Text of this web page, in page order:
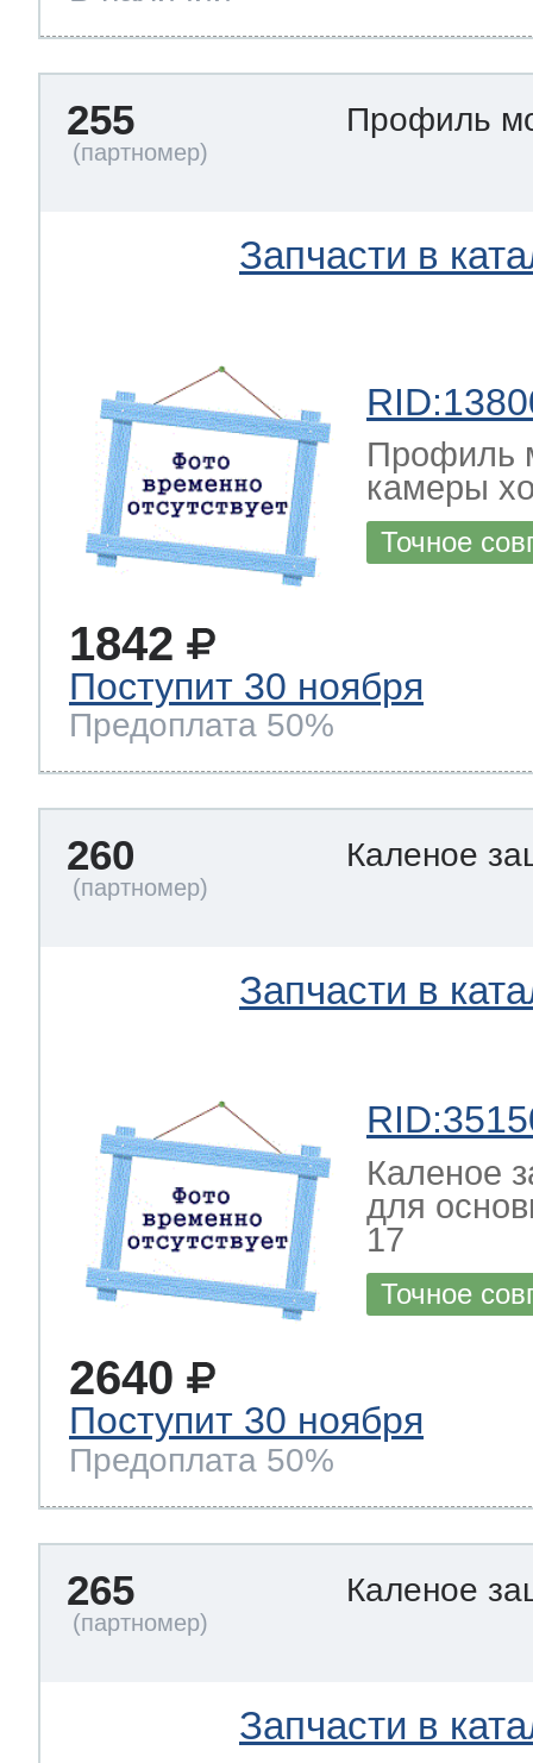
255 Профиль
Запчасти в
Профиль
камеры
Точное
1842
Поступит 30 ноября
Предоплата 50%
260 Каленое
Запчасти в
Каленое
для
17
Точное
2640
Поступит 30 ноября
Предоплата 50%
265 Каленое
Запчасти в